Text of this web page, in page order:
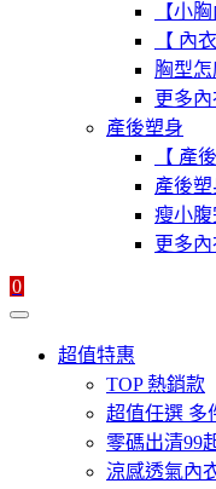
【小
【 內
胸型怎
更多
產後塑身
【 產
產後
瘦小
更多
0
超值特惠
TOP 熱銷款
超值任選 多
零碼出清99
涼感透氣內